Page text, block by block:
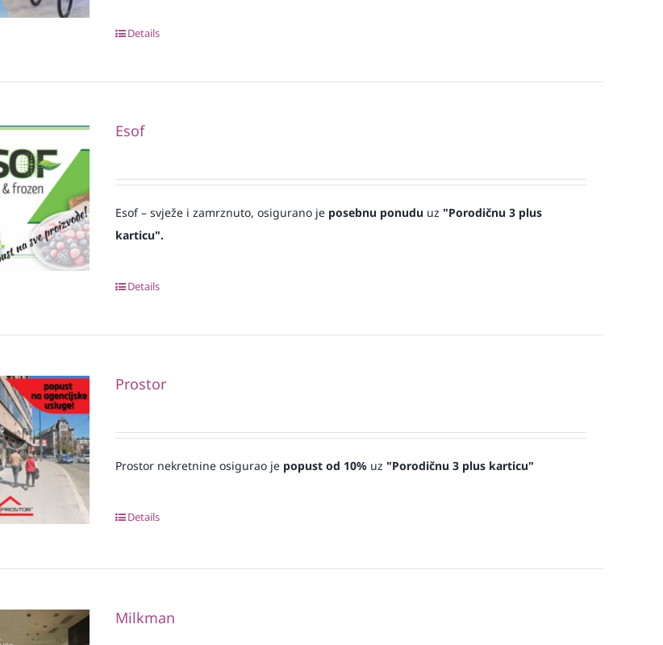
Details
Esof
Esof – svježe i zamrznuto, osigurano je posebnu ponudu uz "Porodičnu 3 plus
karticu".
Details
Prostor
Prostor nekretnine osigurao je popust od 10%uz "Porodičnu 3 plus karticu"
Details
Milkman